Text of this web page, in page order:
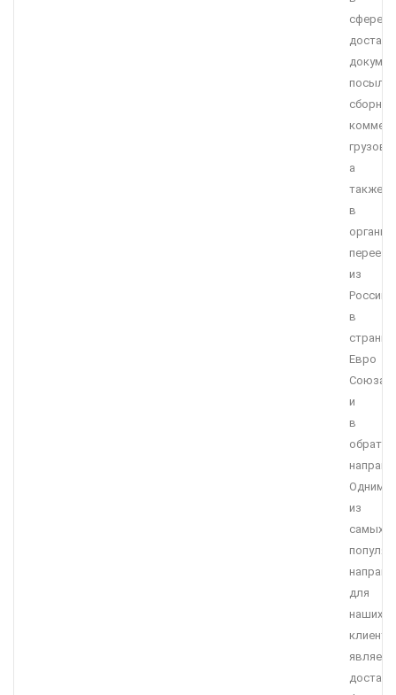
сфере
сборных
грузов,
а
также
в
из
России
в
страны
Евро
Союза
и
в
Одним
из
самых
для
наших